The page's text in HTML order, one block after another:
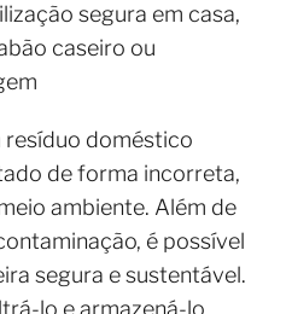
segura em casa,
caseiro ou
resíduo doméstico
de forma incorreta,
ambiente. Além de
é possível
segura e sustentável.
lo e armazená-lo